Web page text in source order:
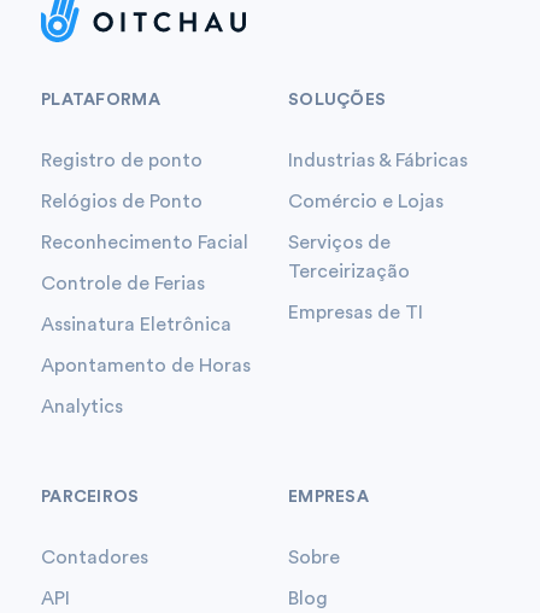
PLATAFORMA
Registro de ponto
Relógios de Ponto
Reconhecimento Facial
Controle de Ferias
Assinatura Eletrônica
Apontamento de Horas
Analytics
SOLUÇÕES
Industrias & Fábricas
Comércio e Lojas
Serviços de
Terceirização
Empresas de TI
PARCEIROS
Contadores
API
EMPRESA
Sobre
Blog